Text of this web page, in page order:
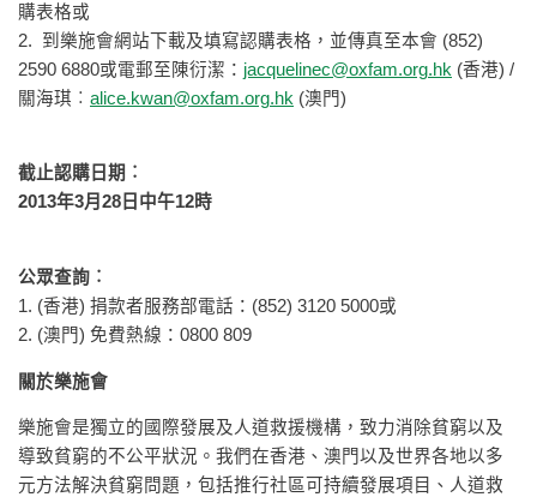
購表格或
2. 到樂施會網站下載及填寫認購表格，並傳真至本會 (852)
2590 6880或電郵至陳衍潔： jacquelinec@oxfam.org.hk (香港) /
關海琪︰ alice.kwan@oxfam.org.hk (澳門)
截止認購日期︰
2013年3月28日中午12時
公眾查詢︰
1. (香港) 捐款者服務部電話：(852) 3120 5000或
2. (澳門) 免費熱線：0800 809
關於樂施會
樂施會是獨立的國際發展及人道救援機構，致力消除貧窮以及
導致貧窮的不公平狀況。我們在香港、澳門以及世界各地以多
元方法解決貧窮問題，包括推行社區可持續發展項目、人道救